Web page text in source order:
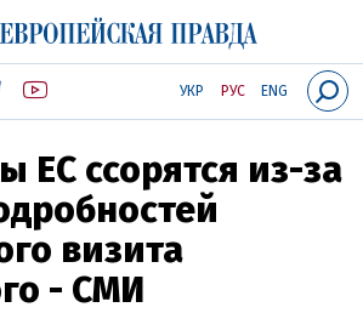
УКР РУС ENG
ЕС ссорятся из-за
визита
- СМИ